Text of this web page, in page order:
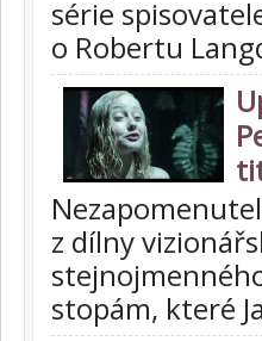
série
o Robertu
z dílny
stopám, které